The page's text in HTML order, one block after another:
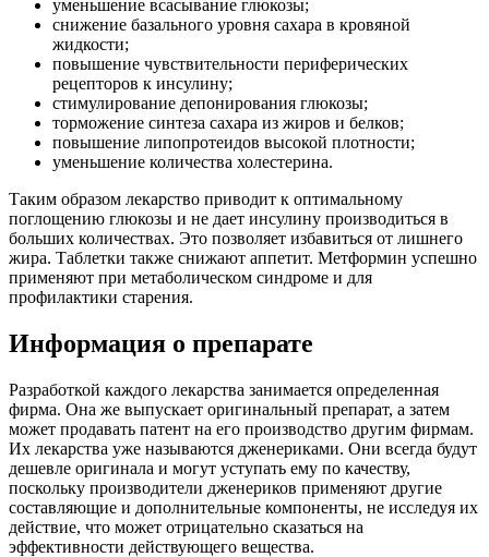
уменьшение всасывание глюкозы;
снижение базального уровня сахара в кровяной
жидкости;
повышение чувствительности периферических
рецепторов к инсулину;
стимулирование депонирования глюкозы;
торможение синтеза сахара из жиров и белков;
повышение липопротеидов высокой плотности;
уменьшение количества холестерина.
Таким образом лекарство приводит к оптимальному
поглощению глюкозы и не дает инсулину производиться в
больших количествах. Это позволяет избавиться от лишнего
жира. Таблетки также снижают аппетит. Метформин успешно
применяют при метаболическом синдроме и для
профилактики старения.
Информация о препарате
Разработкой каждого лекарства занимается определенная
фирма. Она же выпускает оригинальный препарат, а затем
может продавать патент на его производство другим фирмам.
Их лекарства уже называются дженериками. Они всегда будут
дешевле оригинала и могут уступать ему по качеству,
поскольку производители дженериков применяют другие
составляющие и дополнительные компоненты, не исследуя их
действие, что может отрицательно сказаться на
эффективности действующего вещества.